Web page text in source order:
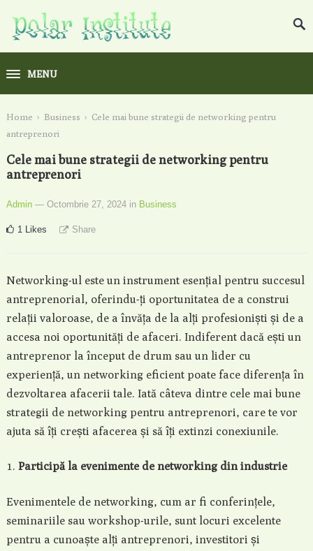
MENU
Home › Business › Cele mai bune strategii de networking pentru
antreprenori
Cele mai bune strategii de networking pentru
antreprenori
Admin — Octombrie 27, 2024 in Business
1 Likes Share
Networking-ul este un instrument esențial pentru succesul
antreprenorial, oferindu-ți oportunitatea de a construi
relații valoroase, de a învăța de la alți profesioniști și de a
accesa noi oportunități de afaceri. Indiferent dacă ești un
antreprenor la început de drum sau un lider cu
experiență, un networking eficient poate face diferența în
dezvoltarea afacerii tale. Iată câteva dintre cele mai bune
strategii de networking pentru antreprenori, care te vor
ajuta să îți crești afacerea și să îți extinzi conexiunile.
Participă la evenimente de networking din industrie
Evenimentele de networking, cum ar fi conferințele,
seminariile sau workshop-urile, sunt locuri excelente
pentru a cunoaște alți antreprenori, investitori și